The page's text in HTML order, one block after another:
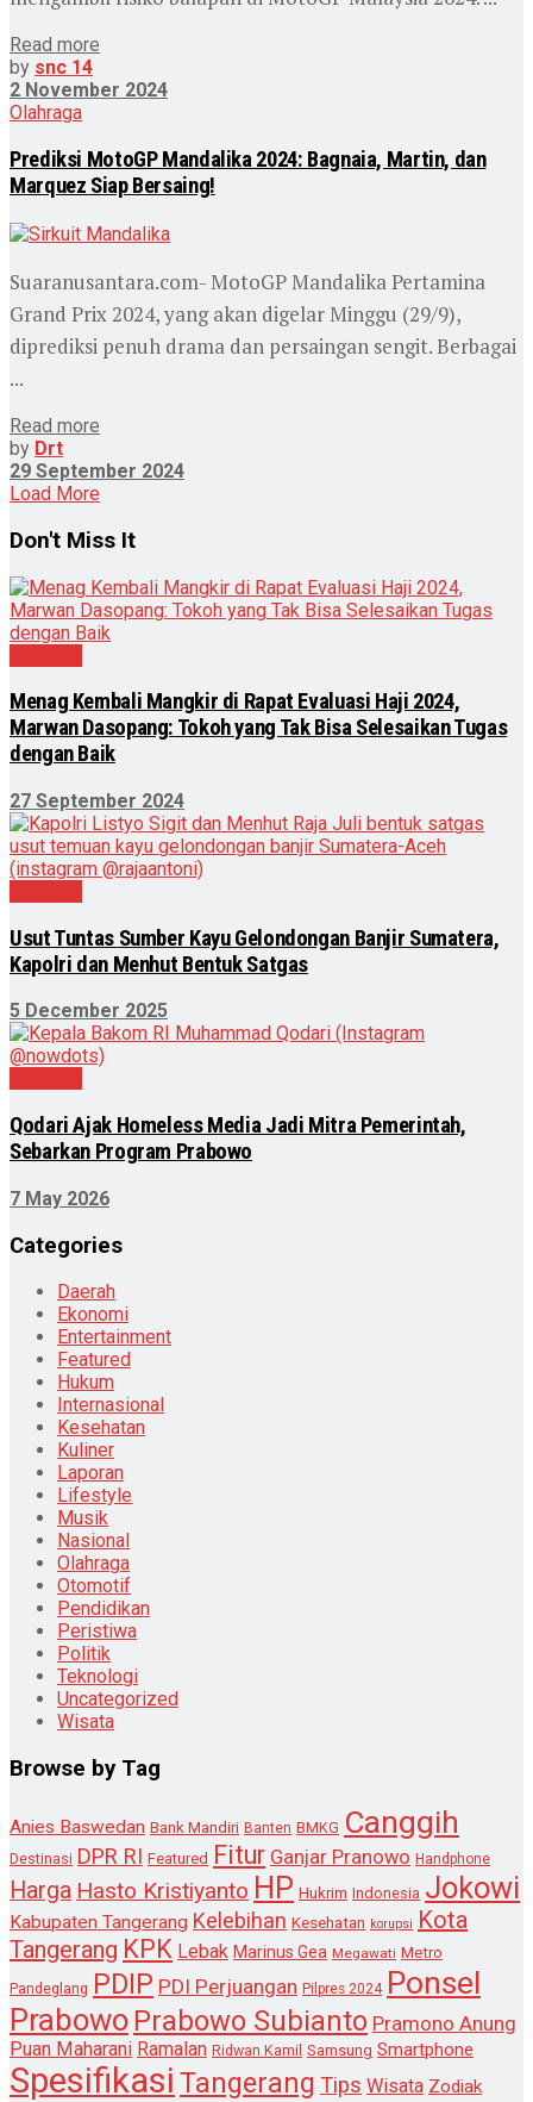
Read more
by snc 14
2 November 2024
Olahraga
Prediksi MotoGP Mandalika 2024: Bagnaia, Martin, dan
Marquez Siap Bersaing!
Suaranusantara.com- MotoGP Mandalika Pertamina
Grand Prix 2024, yang akan digelar Minggu (29/9),
diprediksi penuh drama dan persaingan sengit. Berbagai
...
Read more
by Drt
29 September 2024
Load More
Don't Miss It
Menag Kembali Mangkir di Rapat Evaluasi Haji 2024,
Marwan Dasopang: Tokoh yang Tak Bisa Selesaikan Tugas
dengan Baik
27 September 2024
Usut Tuntas Sumber Kayu Gelondongan Banjir Sumatera,
Kapolri dan Menhut Bentuk Satgas
5 December 2025
Qodari Ajak Homeless Media Jadi Mitra Pemerintah,
Sebarkan Program Prabowo
7 May 2026
Categories
Daerah
Ekonomi
Entertainment
Featured
Hukum
Internasional
Kesehatan
Kuliner
Laporan
Lifestyle
Musik
Nasional
Olahraga
Otomotif
Pendidikan
Peristiwa
Politik
Teknologi
Uncategorized
Wisata
Browse by Tag
Anies Baswedan Bank Mandiri Banten BMKG Canggih
Destinasi DPR RI Featured Fitur Ganjar Pranowo Handphone
Harga Hasto Kristiyanto HP Hukrim Indonesia Jokowi
Kabupaten Tangerang Kelebihan Kesehatan korupsi Kota
Tangerang KPK Lebak Marinus Gea Megawati Metro
Pandeglang PDIP PDI Perjuangan Pilpres 2024 Ponsel
Prabowo Prabowo Subianto Pramono Anung
Puan Maharani Ramalan Ridwan Kamil Samsung Smartphone
Spesifikasi Tangerang Tips Wisata Zodiak